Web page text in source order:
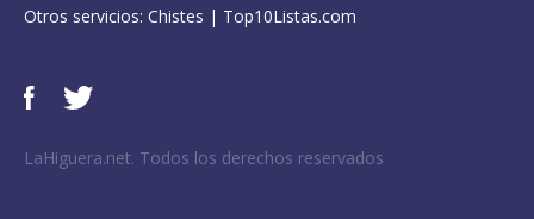
Otros servicios: Chistes | Top10Listas.com
LaHiguera.net. Todos los derechos reservados